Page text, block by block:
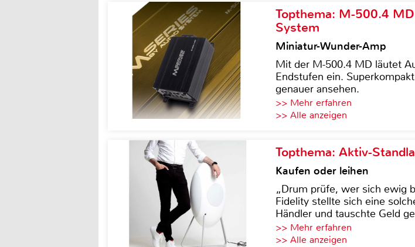
Topthema: M-500.4
System
Miniatur-Wunder-Amp
Mit der M-500.4 MD läutet
Endstufen ein.
genauer ansehen.
>> Mehr erfahren
>> Alle anzeigen
Topthema: Aktiv-
Kaufen oder leihen
„Drum prüfe, wer sich ewig
Fidelity stellte sich eine
Händler und tauschte Geld
>> Mehr erfahren
>> Alle anzeigen